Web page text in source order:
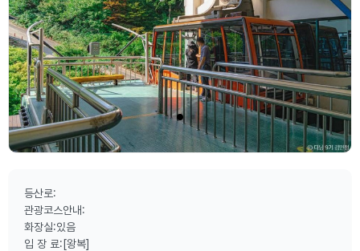
등산로:
관광코스안내:
화장실:있음
입 장 료:[왕복]